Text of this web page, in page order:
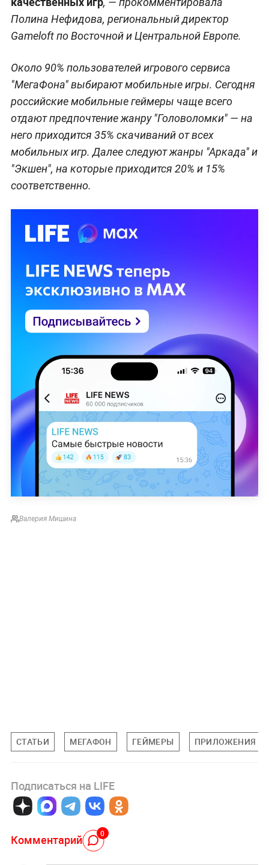
Полина Нефидова, региональный директор
Gameloft по Восточной и Центральной Европе.
Около 90% пользователей игрового сервиса
"МегаФона" выбирают мобильные игры. Сегодня
российские мобильные геймеры чаще всего
отдают предпочтение жанру "Головоломки" — на
него приходится 35% скачиваний от всех
мобильных игр. Далее следуют жанры "Аркада" и
"Экшен", на которые приходится 20% и 15%
соответственно.
Валерия Мишина
СТАТЬИ МЕГАФОН ГЕЙМЕРЫ ПРИЛОЖЕНИЯ
Подписаться на LIFE
Комментарий 0